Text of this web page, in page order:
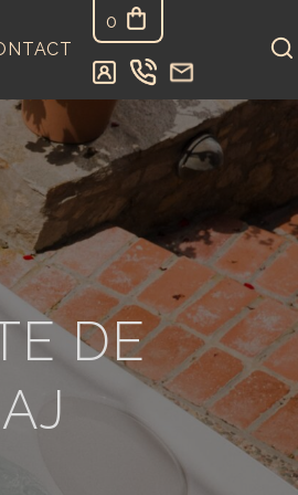
0
DE